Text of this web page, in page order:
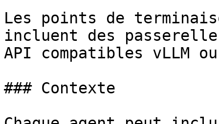
Les points de
incluent des
API compatibles vLLM
### Contexte